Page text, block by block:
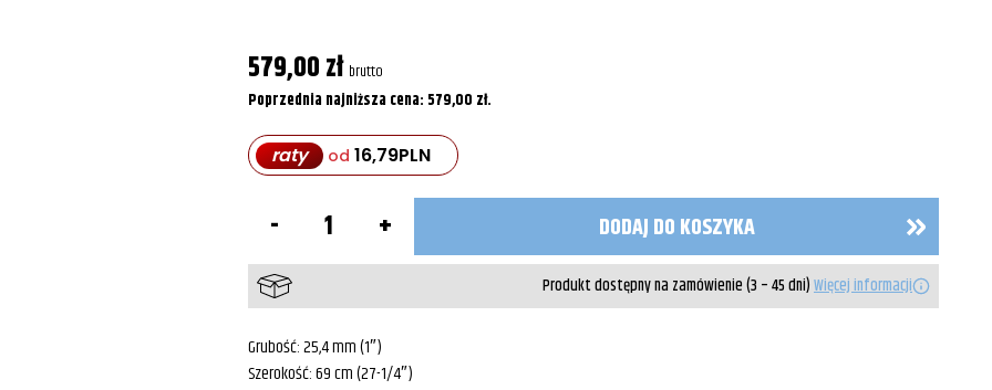
579,00zł brutto
Poprzednia najniższa cena: 579,00 zł.
raty od 16,79PLN
Kierownica
zamiennik
Harley
DODAJ DO KOSZYKA
Produkt dostępny na zamówienie (3 – 45 dni)Więcej informacji
Grubość: 25,4 mm (1″)
Szerokość: 69 cm (27-1/4″)